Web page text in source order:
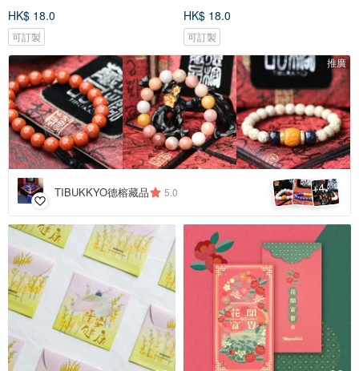
HK$ 18.0
可訂製
HK$ 18.0
可訂製
推廣
TIBUKKYO德榕藏品 5.0 +4